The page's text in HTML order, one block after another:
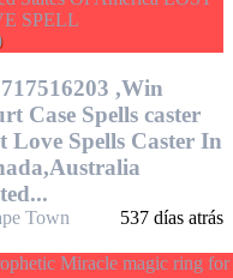
,Win
Case Spells caster
Love Spells Caster In
Town 537 días atrás